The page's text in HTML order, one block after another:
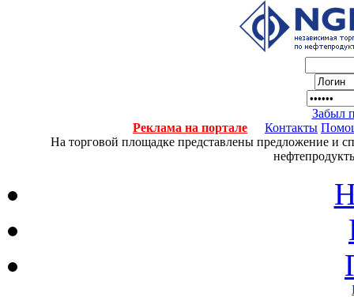
Забыл
Реклама на портале
Контакты
На торговой площадке представлены предложение и